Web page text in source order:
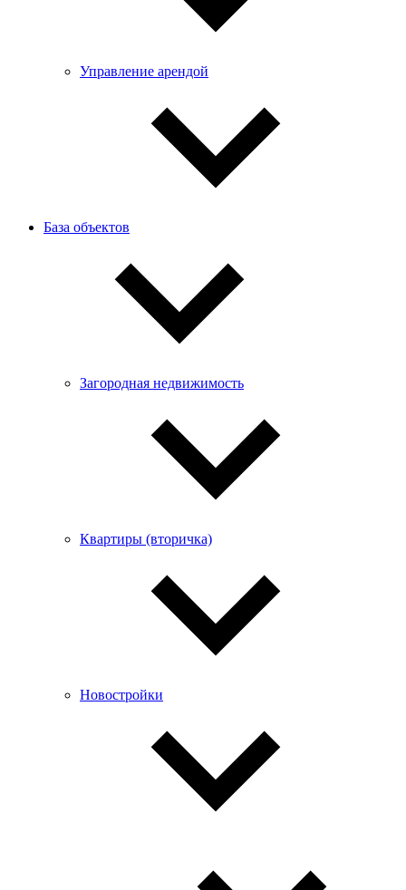
Управление арендой
База объектов
Загородная недвижимость
Квартиры (вторичка)
Новостройки